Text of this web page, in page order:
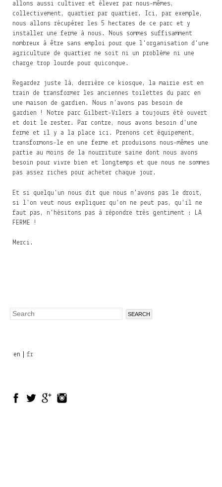
allons aussi cultiver et élever par nous-mêmes,
collectivement, quartier par quartier. Ici, par exemple,
nous allons récupérer les 5 hectares de ce parc et y
installer une ferme à nous. Nous sommes suffisamment
nombreux à être sans emploi pour que l'organisation d'une
agriculture de quartier ne soit ni un problème ni une
charge trop lourde pour quiconque.
Regardez juste là, derrière ce kiosque, la mairie est en
train de transformer les anciennes toilettes du parc en
une maison de gardien. Nous n'avons pas besoin de
gardien ! Notre parc Gilbert-Vilers a toujours été ouvert
et doit le rester. Par contre, nous avons besoin d'une
ferme et il y a la place ici. Prenons cet équipement,
transformons-le en une ferme et produisons nous-mêmes une
partie au moins de la nourriture saine dont nous avons
besoin pour vivre bien et longtemps et que nous ne sommes
pas assez riches pour acheter chaque jour.
Et si quelqu'un nous dit que nous n'avons pas le droit,
si l'on veut nous expliquer qu'on ne peut pas, qu'il ne
faut pas, n'hésitons pas à répondre très gentiment : LA
FERME !
Merci.
Search
en fr